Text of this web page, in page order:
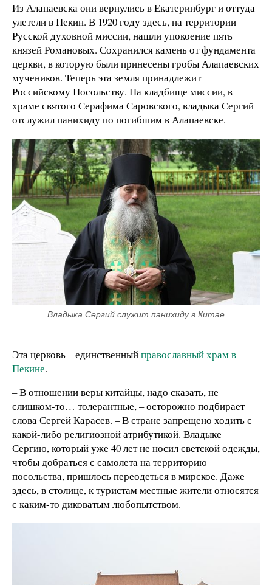
Из Алапаевска они вернулись в Екатеринбург и оттуда
улетели в Пекин. В 1920 году здесь, на территории
Русской духовной миссии, нашли упокоение пять
князей Романовых. Сохранился камень от фундамента
церкви, в которую были принесены гробы Алапаевских
мучеников. Теперь эта земля принадлежит
Российскому Посольству. На кладбище миссии, в
храме святого Серафима Саровского, владыка Сергий
отслужил панихиду по погибшим в Алапаевске.
Владыка Сергий служит панихиду в Китае
Эта церковь – единственныйправославный храм в
Пекине.
– В отношении веры китайцы, надо сказать, не
слишком-то… толерантные, – осторожно подбирает
слова Сергей Карасев. – В стране запрещено ходить с
какой-либо религиозной атрибутикой. Владыке
Сергию, который уже 40 лет не носил светской одежды,
чтобы добраться с самолета на территорию
посольства, пришлось переодеться в мирское. Даже
здесь, в столице, к туристам местные жители относятся
с каким-то диковатым любопытством.